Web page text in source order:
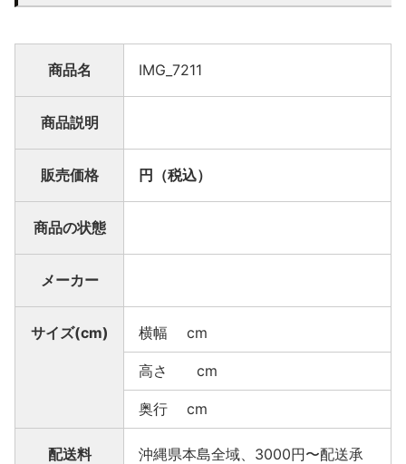
商品名 IMG_7211
商品説明
販売価格 円（税込）
商品の状態
メーカー
サイズ(cm) 横幅 cm
高さ cm
奥行 cm
配送料
沖縄県本島全域、3000円〜配送承